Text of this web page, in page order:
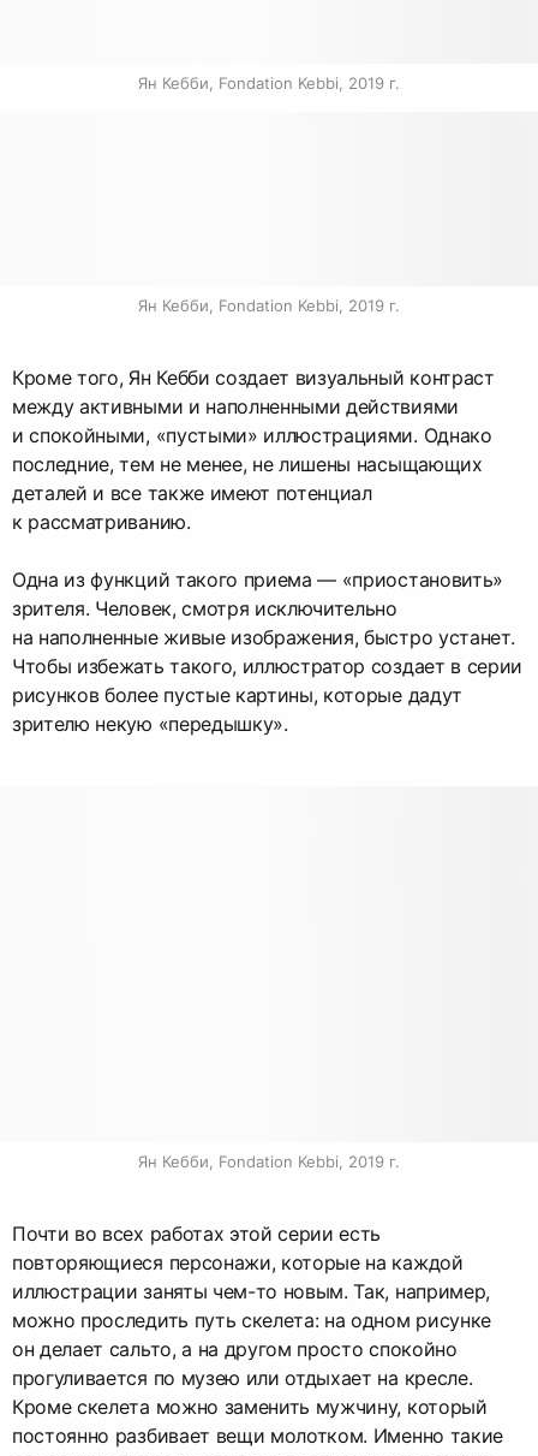
Ян Кебби, Fondation Kebbi, 2019 г.
Ян Кебби, Fondation Kebbi, 2019 г.
Кроме того, Ян Кебби создает визуальный контраст
между активными и наполненными действиями
и спокойными, «пустыми» иллюстрациями. Однако
последние, тем не менее, не лишены насыщающих
деталей и все также имеют потенциал
к рассматриванию.
Одна из функций такого приема — «приостановить»
зрителя. Человек, смотря исключительно
на наполненные живые изображения, быстро устанет.
Чтобы избежать такого, иллюстратор создает в серии
рисунков более пустые картины, которые дадут
зрителю некую «передышку».
Ян Кебби, Fondation Kebbi, 2019 г.
Почти во всех работах этой серии есть
повторяющиеся персонажи, которые на каждой
иллюстрации заняты чем-то новым. Так, например,
можно проследить путь скелета: на одном рисунке
он делает сальто, а на другом просто спокойно
прогуливается по музею или отдыхает на кресле.
Кроме скелета можно заменить мужчину, который
постоянно разбивает вещи молотком. Именно такие